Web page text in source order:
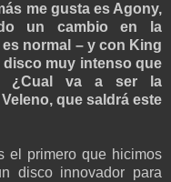
me gusta es Agony,
un cambio en la
normal – y con King
muy intenso que
¿Cual va a ser la
que saldrá este
el primero que hicimos
disco innovador para